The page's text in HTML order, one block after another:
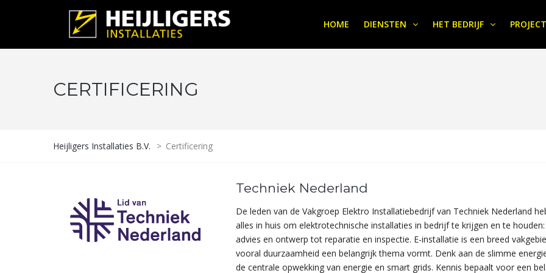
HOME DIENSTEN HET BEDRIJF
CERTIFICERING
Heijligers Installaties B.V. > Certificering
Techniek Nederland
De leden van de Vakgroep Elektro Installatiebedrijf van Techniek Nederland
alles in huis om elektrotechnische installaties in bedrijf te krijgen en te
advies en ontwerp tot reparatie en inspectie. E-installatie is een breed
vooral duurzaamheid een belangrijk thema vormt. Denk aan de slimme
de centrale opwekking van energie en smart grids. Kennis bepaalt voor een